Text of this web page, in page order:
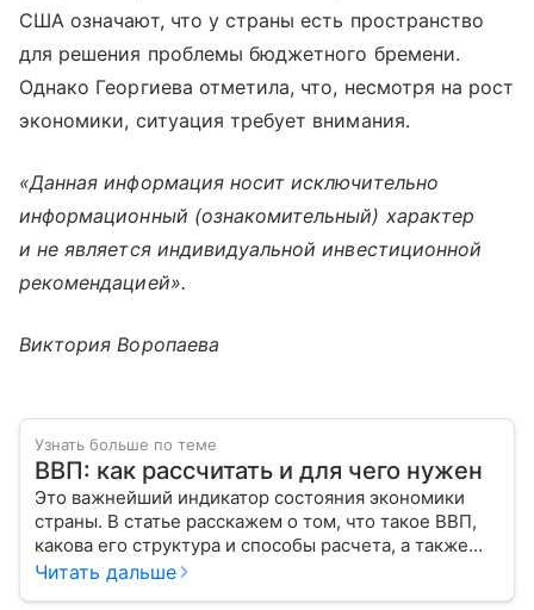
США означают, что у страны есть пространство
для решения проблемы бюджетного бремени.
Однако Георгиева отметила, что, несмотря на рост
экономики, ситуация требует внимания.
«Данная информация носит исключительно
информационный (ознакомительный) характер
и не является индивидуальной инвестиционной
рекомендацией».
Виктория Воропаева
Узнать больше по теме
ВВП: как рассчитать и для чего нужен
Это важнейший индикатор состояния экономики
страны. В статье расскажем о том, что такое ВВП,
какова его структура и способы расчета, а также
приведем прогноз эксперта о росте валового
Читать дальше